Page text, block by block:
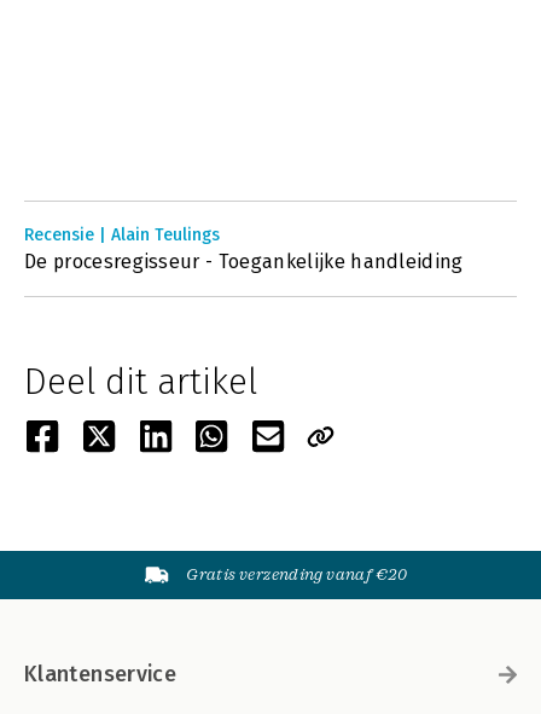
Recensie | Alain Teulings
De procesregisseur - Toegankelijke handleiding
Deel dit artikel
Gratis verzending vanaf €20
Klantenservice